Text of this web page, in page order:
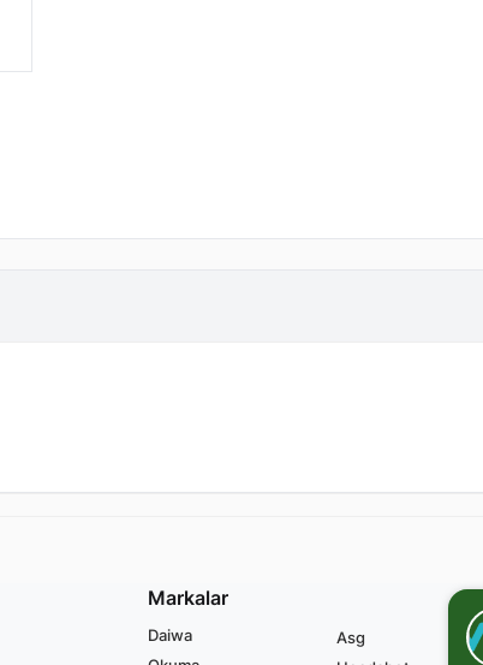
Markalar
Daiwa
Asg